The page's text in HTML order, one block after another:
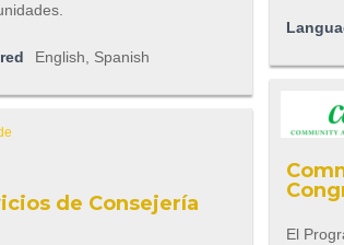
English, Spanish
de Consejería
El